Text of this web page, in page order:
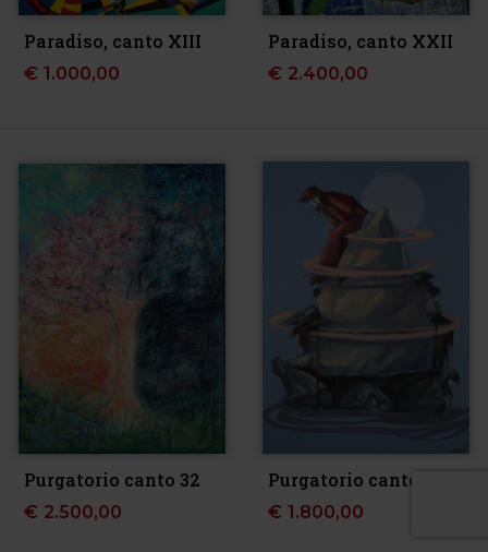
Paradiso, canto XIII
€ 1.000,00
Paradiso, canto XXII
€ 2.400,00
Purgatorio canto 32
€ 2.500,00
Purgatorio canto XIV
€ 1.800,00